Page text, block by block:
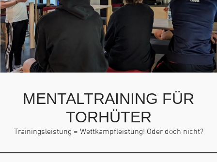
MENTALTRAINING FÜR
TORHÜTER
Trainingsleistung = Wettkampfleistung! Oder doch nicht?